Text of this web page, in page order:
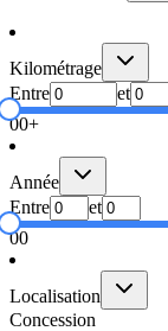
Kilométrage
Entre
et
00+
Année
Entre
et
00
Localisation
Concession